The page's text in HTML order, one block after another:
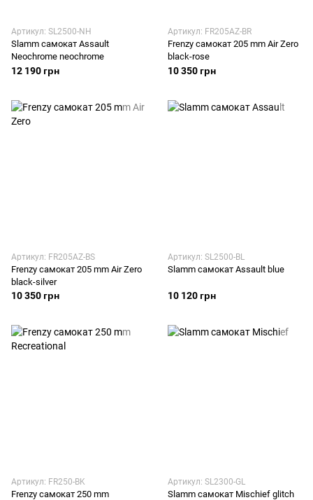
Артикул: SL2500-NH
Slamm самокат Assault
Neochrome neochrome
12 190 грн
Артикул: FR205AZ-BR
Frenzy самокат 205 mm Air Zero
black-rose
10 350 грн
Артикул: FR205AZ-BS
Frenzy самокат 205 mm Air Zero
black-silver
10 350 грн
Артикул: SL2500-BL
Slamm самокат Assault blue
10 120 грн
Артикул: FR250-BK
Frenzy самокат 250 mm
Артикул: SL2300-GL
Slamm самокат Mischief glitch